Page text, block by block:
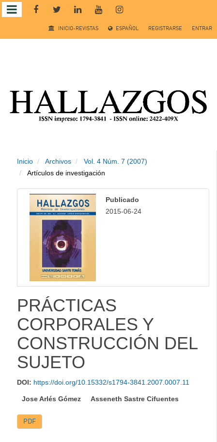
Salto
rápido
Navegación
principal
Contenido
principal
Barra
INICIO-REVISTAS ESPAÑOL REGISTRARSE ENTRAR
Inicio Archivos
Vol. 4 Núm. 7 (2007)
Artículos de investigación
Publicado
2015-06-24
PRÁCTICAS
CORPORALES Y
CONSTRUCCIÓN DEL
SUJETO
DOI: https://doi.org/10.15332/s1794-3841.2007.0007.11
Jose Arlés Gómez Asseneth Sastre Cifuentes
PDF